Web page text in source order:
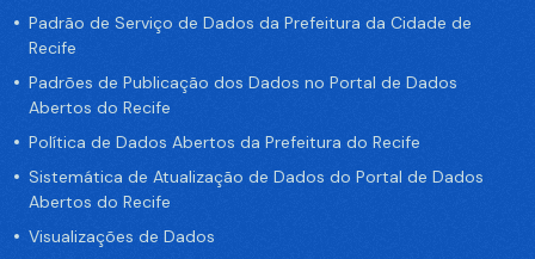
Padrão de Serviço de Dados da Prefeitura da Cidade de
Recife
Padrões de Publicação dos Dados no Portal de Dados
Abertos do Recife
Política de Dados Abertos da Prefeitura do Recife
Sistemática de Atualização de Dados do Portal de Dados
Abertos do Recife
Visualizações de Dados